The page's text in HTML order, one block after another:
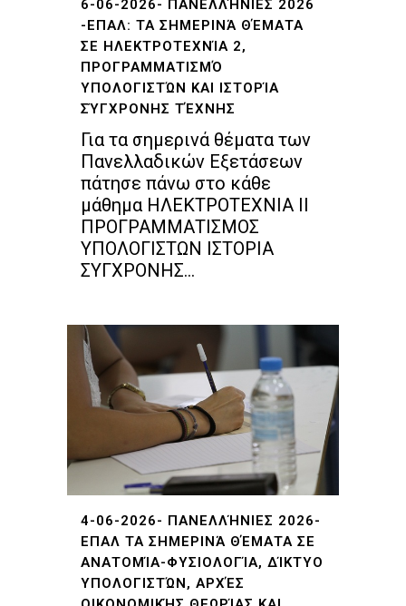
6-06-2026- ΠΑΝΕΛΛΉΝΙΕΣ 2026
-ΕΠΑΛ: ΤΑ ΣΗΜΕΡΙΝΆ ΘΈΜΑΤΑ
ΣΕ ΗΛΕΚΤΡΟΤΕΧΝΊΑ 2,
ΠΡΟΓΡΑΜΜΑΤΙΣΜΌ
ΥΠΟΛΟΓΙΣΤΏΝ ΚΑΙ ΙΣΤΟΡΊΑ
ΣΎΓΧΡΟΝΗΣ ΤΈΧΝΗΣ
Για τα σημερινά θέματα των
Πανελλαδικών Εξετάσεων
πάτησε πάνω στο κάθε
μάθημα ΗΛΕΚΤΡΟΤΕΧΝΙΑ ΙΙ
ΠΡΟΓΡΑΜΜΑΤΙΣΜΟΣ
ΥΠΟΛΟΓΙΣΤΩΝ ΙΣΤΟΡΙΑ
ΣΥΓΧΡΟΝΗΣ...
4-06-2026- ΠΑΝΕΛΛΉΝΙΕΣ 2026-
ΕΠΑΛ ΤΑ ΣΗΜΕΡΙΝΆ ΘΈΜΑΤΑ ΣΕ
ΑΝΑΤΟΜΊΑ-ΦΥΣΙΟΛΟΓΊΑ, ΔΊΚΤΥΟ
ΥΠΟΛΟΓΙΣΤΏΝ, ΑΡΧΈΣ